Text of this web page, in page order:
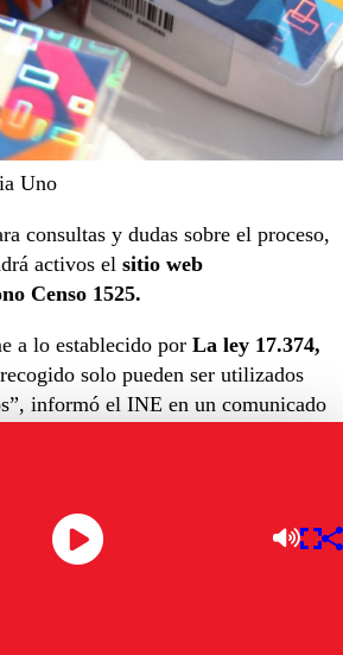
Uno
consultas y dudas sobre el proceso,
activos el sitio web
Censo 1525.
a lo establecido por La ley 17.374,
solo pueden ser utilizados
informó el INE en un comunicado
tanto, las respuestas entregadas no
sobre los beneficios que actualmente